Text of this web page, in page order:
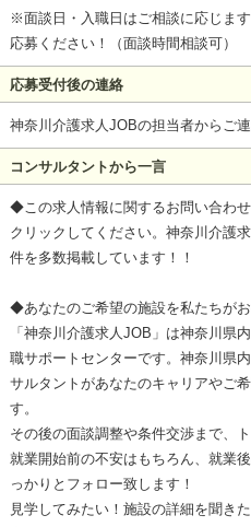
※面談日・入職日はご相談に応じま
応募ください！（面談時間相談可）
応募受付後の連絡
神奈川介護求人JOBの担当者からご連
コンサルタントから一言
◆この求人情報に関するお問い合わ
クリックしてください。神奈川介護
件を多数掲載しています！！
◆あなたのご希望の施設を私たちがお
「神奈川介護求人JOB」は神奈川県
職サポートセンターです。神奈川県
サルタントがあなたのキャリアやご
す。
その後の面談調整や条件交渉まで、
就業開始前の不安はもちろん、就業
っかりとフォロー致します！
見学してみたい！施設の詳細を聞き